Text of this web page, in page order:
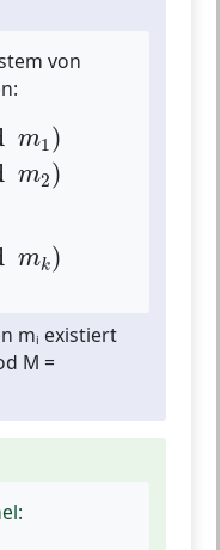
von
m1)
m2)
mk)
) x≡ a2
mᵢ existiert
M =